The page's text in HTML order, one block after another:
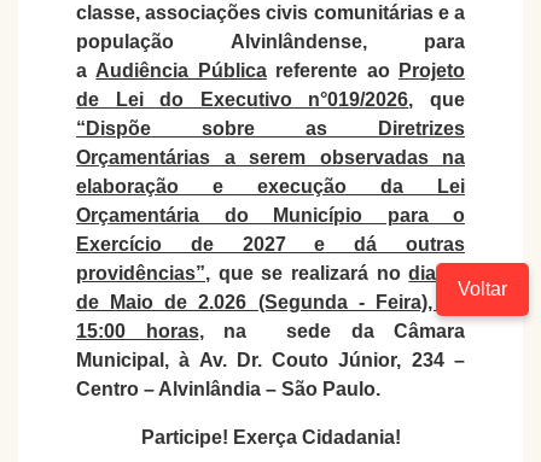
Voltar
classe, associações civis comunitárias e a
população Alvinlândense, para
a Audiência Pública referente ao Projeto
de Lei do Executivo n°019/2026, que
“Dispõe sobre as Diretrizes
Orçamentárias a serem observadas na
elaboração e execução da Lei
Orçamentária do Município para o
Exercício de 2027 e dá outras
providências”, que se realizará nodia 11
de Maio de 2.026 (Segunda - Feira), às
15:00 horas, na sede da Câmara
Municipal, à Av. Dr. Couto Júnior, 234 –
Centro – Alvinlândia – São Paulo.
Participe! Exerça Cidadania!